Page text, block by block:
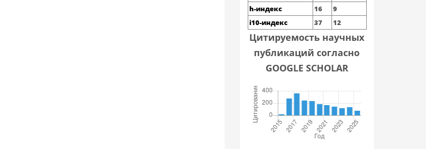
h-индекс 16
9
i10-индекс
37 12
Цитируемость научных
публикаций согласно
GOOGLE SCHOLAR